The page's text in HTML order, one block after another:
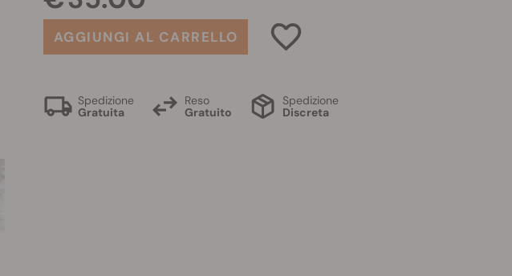
AGGIUNGI AL CARRELLO
Spedizione
Gratuita
Reso
Gratuito
Spedizione
Discreta